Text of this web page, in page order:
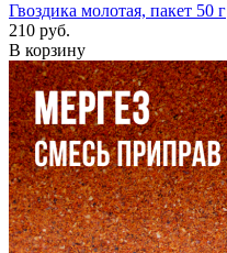
Гвоздика молотая, пакет 50 г
210 руб.
В корзину